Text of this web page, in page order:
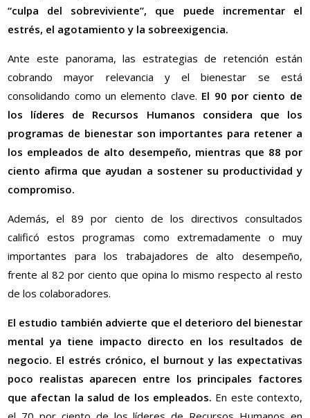
“culpa del sobreviviente”, que puede incrementar el
estrés, el agotamiento y la sobreexigencia.
Ante este panorama, las estrategias de retención están
cobrando mayor relevancia y el bienestar se está
consolidando como un elemento clave. El 90 por ciento de
los líderes de Recursos Humanos considera que los
programas de bienestar son importantes para retener a
los empleados de alto desempeño, mientras que 88 por
ciento afirma que ayudan a sostener su productividad y
compromiso.
Además, el 89 por ciento de los directivos consultados
calificó estos programas como extremadamente o muy
importantes para los trabajadores de alto desempeño,
frente al 82 por ciento que opina lo mismo respecto al resto
de los colaboradores.
El estudio también advierte que el deterioro del bienestar
mental ya tiene impacto directo en los resultados de
negocio. El estrés crónico, el burnout y las expectativas
poco realistas aparecen entre los principales factores
que afectan la salud de los empleados. En este contexto,